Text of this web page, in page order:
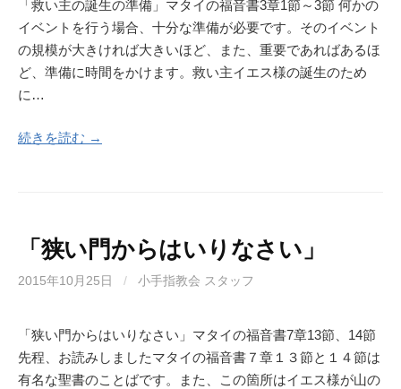
「救い主の誕生の準備」マタイの福音書3章1節～3節 何かの
イベントを行う場合、十分な準備が必要です。そのイベント
の規模が大きければ大きいほど、また、重要であればあるほ
ど、準備に時間をかけます。救い主イエス様の誕生のため
に…
続きを読む →
「狭い門からはいりなさい」
2015年10月25日 / 小手指教会 スタッフ
「狭い門からはいりなさい」マタイの福音書7章13節、14節
先程、お読みしましたマタイの福音書７章１３節と１４節は
有名な聖書のことばです。また、この箇所はイエス様が山の